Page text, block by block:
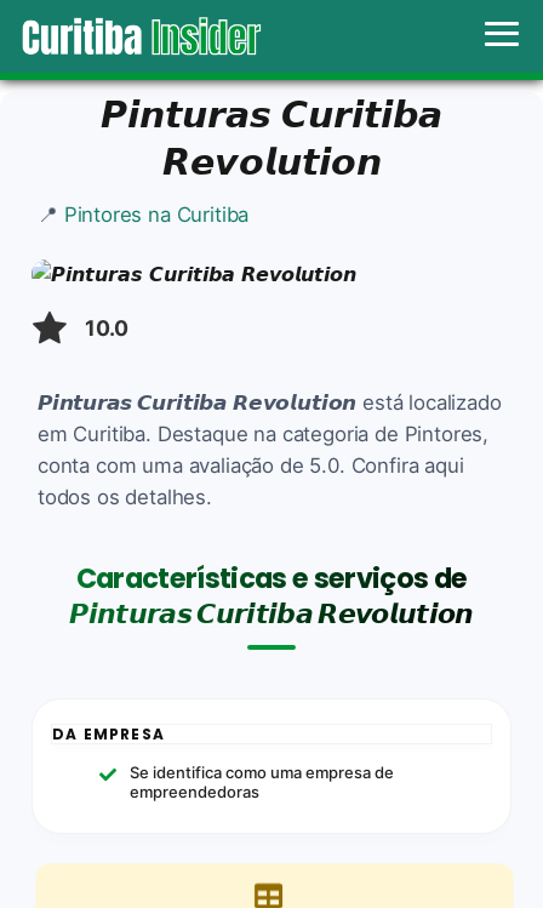
𝙋𝙞𝙣𝙩𝙪𝙧𝙖𝙨 𝘾𝙪𝙧𝙞𝙩𝙞𝙗𝙖
𝙍𝙚𝙫𝙤𝙡𝙪𝙩𝙞𝙤𝙣
📍 Pintores na Curitiba
10.0
𝙋𝙞𝙣𝙩𝙪𝙧𝙖𝙨 𝘾𝙪𝙧𝙞𝙩𝙞𝙗𝙖 𝙍𝙚𝙫𝙤𝙡𝙪𝙩𝙞𝙤𝙣 está localizado
em Curitiba. Destaque na categoria de Pintores,
conta com uma avaliação de 5.0. Confira aqui
todos os detalhes.
Características e serviços de
𝙋𝙞𝙣𝙩𝙪𝙧𝙖𝙨 𝘾𝙪𝙧𝙞𝙩𝙞𝙗𝙖 𝙍𝙚𝙫𝙤𝙡𝙪𝙩𝙞𝙤𝙣
DA EMPRESA
Se identifica como uma empresa de
empreendedoras